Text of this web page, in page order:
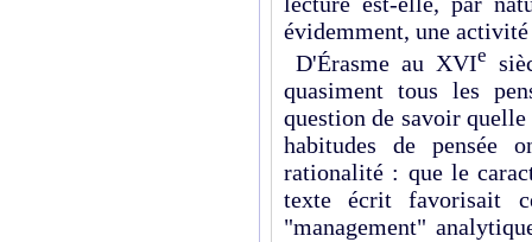
évidemment, une
D'Érasme au XVIe
quasiment tous les
question de savoir
habitudes de pensée
rationalité : que le
texte écrit favorisait
"management"